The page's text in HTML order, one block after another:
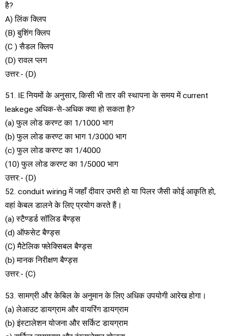
है?
A) लिंक क्लिप
(B) बुशिंग क्लिप
(C ) सैडल क्लिप
(D) रावल प्लग
उत्तर:- (D)
51. IE नियमों के अनुसार, किसी भी तार की स्थापना के समय में current
leakege अधिक-से-अधिक क्या हो सकता है?
(a) फुल लोड करण्ट का 1/1000 भाग
(b) फुल लोड करण्ट का भाग 1/3000 भाग
(c) फुल लोड करण्ट का 1/4000
(10) फुल लोड करण्ट का 1/5000 भाग
उत्तर:- (D)
52. conduit wiring में जहाँ दीवार उभरी हो या पिलर जैसी कोई आकृति हो,
वहां केबल डालने के लिए प्रयोग करते हैं।
(a) स्टैण्डर्ड सॉलिड बैण्ड्स
(d) ऑफसेट बैण्ड्स
(C) मैटेलिक फ्लेक्सिबल बैण्ड्स
(b) मानक निरीक्षण बैण्ड्स
उत्तर:- (C)
53. सामग्री और केबिल के अनुमान के लिए अधिक उपयोगी आरेख होगा।
(a) लेआउट डायग्राम और वायरिंग डायग्राम
(b) इंस्टालेशन योजना और सर्किट डायग्राम